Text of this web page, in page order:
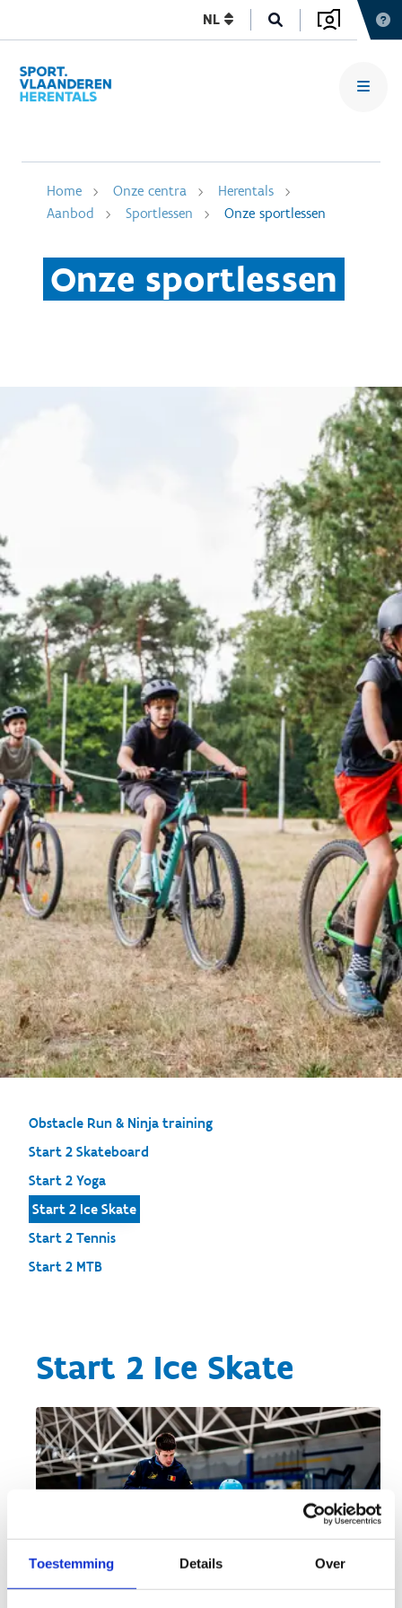
Toestemming Details Over
NL
Home Onze centra
Herentals
Aanbod
Sportlessen Onze sportlessen
Onze sportlessen
Obstacle Run & Ninja training
Start 2 Skateboard
Start 2 Yoga
Start 2 Ice Skate
Start 2 Tennis
Start 2 MTB
Start 2 Ice Skate